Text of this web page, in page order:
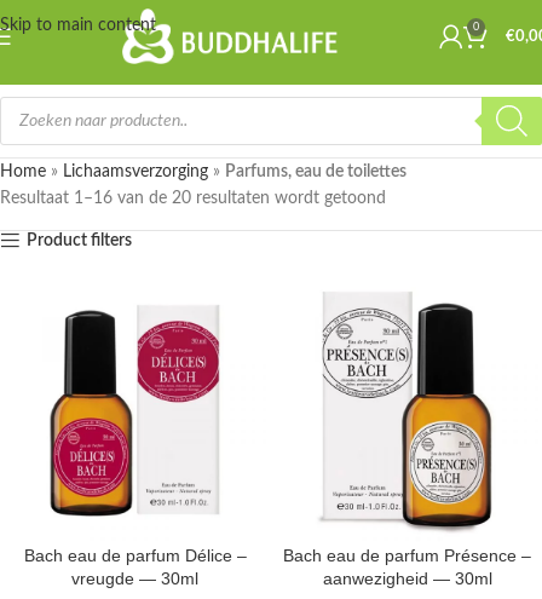
Skip to main content 0
€
Home » Lichaamsverzorging » Parfums, eau de toilettes
Resultaat 1–16 van de 20 resultaten wordt getoond
Product filters
Bach eau de parfum Délice –
vreugde — 30ml
Bach eau de parfum Présence –
aanwezigheid — 30ml